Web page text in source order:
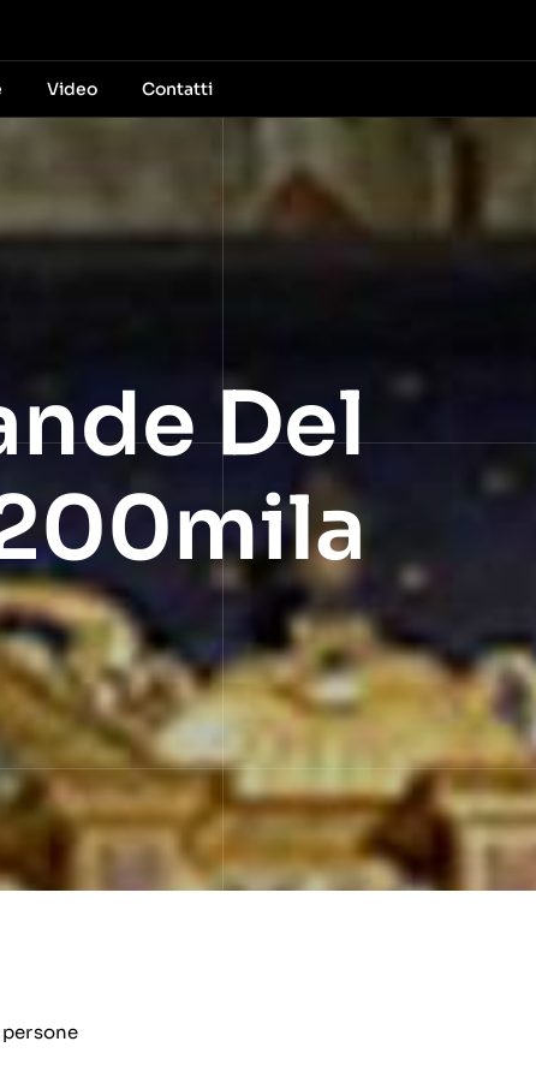
Video Contatti
Del